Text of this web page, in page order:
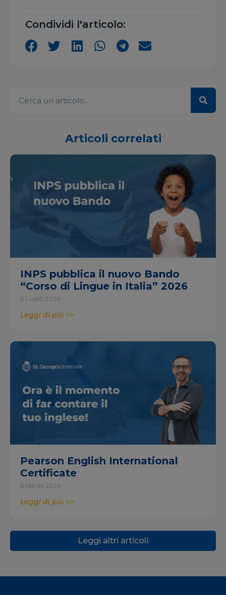
Condividi l'articolo:
Articoli correlati
INPS pubblica il nuovo Bando
“Corso di Lingue in Italia” 2026
2 Luglio 2026
Leggi di più >>
Pearson English International
Certificate
6 Marzo 2026
Leggi di più >>
Leggi altri articoli